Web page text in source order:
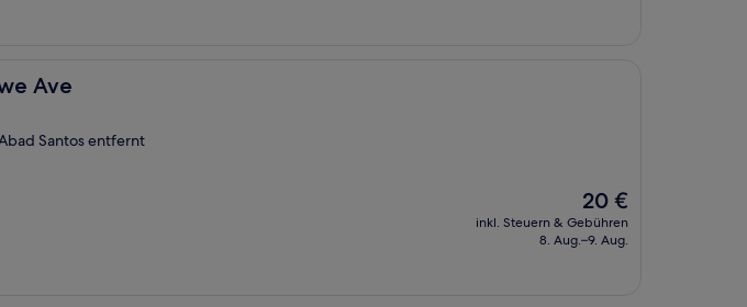
Ave
Santos entfernt
Der
Preis
beträgt
20 €
inkl. Steuern & Gebühren
8. Aug.–9. Aug.